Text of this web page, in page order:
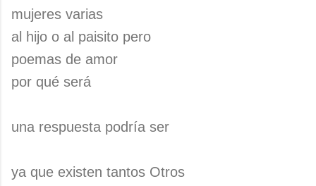
mujeres varias
al hijo o al paisito pero
poemas de amor
por qué será
una respuesta podría ser
ya que existen tantos Otros